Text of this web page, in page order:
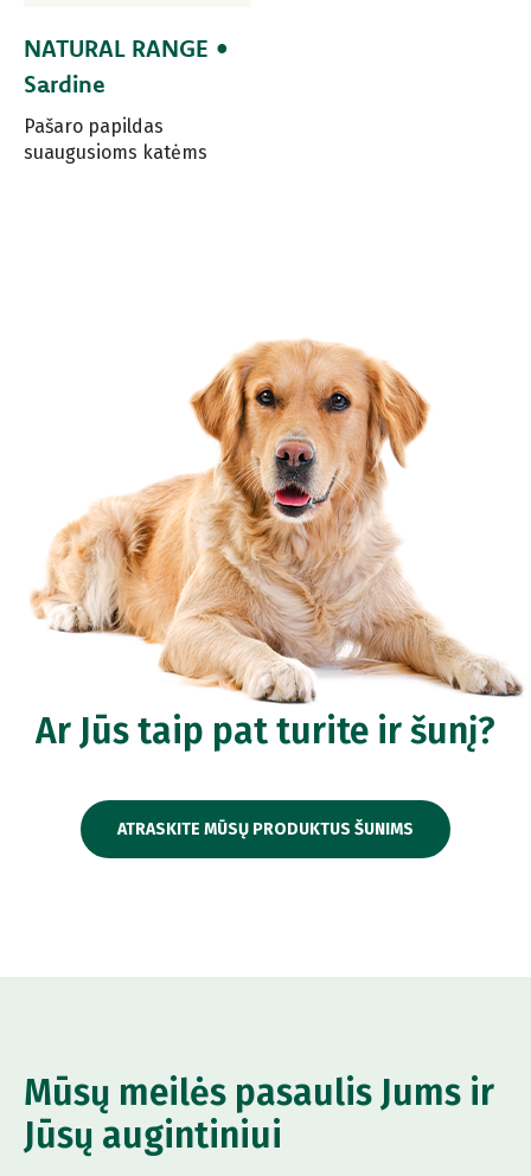
NATURAL RANGE •
Sardine
Pašaro papildas
suaugusioms katėms
Ar Jūs taip pat turite ir šunį?
ATRASKITE MŪSŲ PRODUKTUS ŠUNIMS
Mūsų meilės pasaulis Jums ir
Jūsų augintiniui